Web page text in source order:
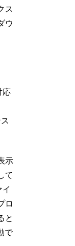
ス
ウ
応
示
て
イ
ロ
と
で